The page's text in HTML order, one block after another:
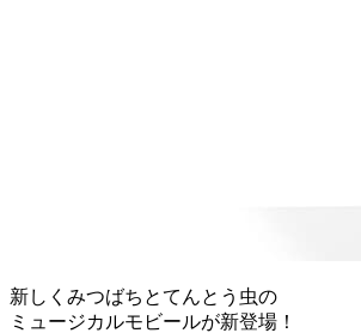
新しくみつばちとてんとう虫の
ミュージカルモビールが新登場！